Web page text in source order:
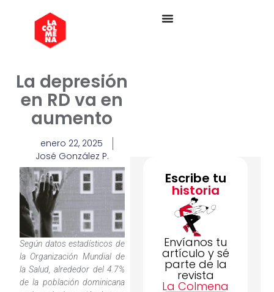
La depresión
en RD va en
aumento
enero 22, 2025
José González P.
Según datos estadísticos de
la Organización Mundial de
la Salud, alrededor del 4.7%
de la población dominicana
Escribe tu
historia
Envíanos tu
artículo y sé
parte de la
revista
La Colmena